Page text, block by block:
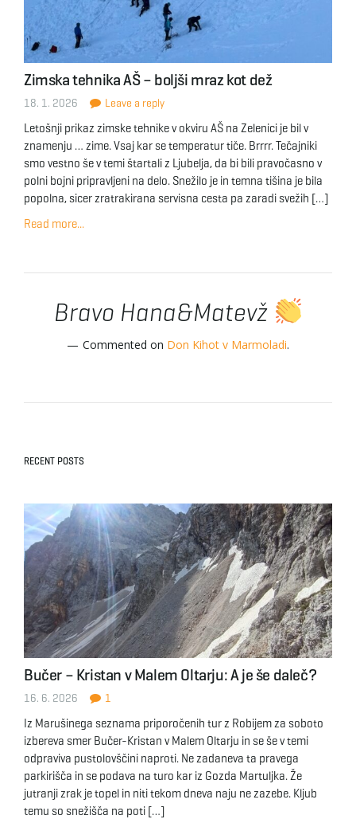
Zimska tehnika AŠ – boljši mraz kot dež
18. 1. 2026 Leave a reply
Letošnji prikaz zimske tehnike v okviru AŠ na Zelenici je bil v
znamenju … zime. Vsaj kar se temperatur tiče. Brrrr. Tečajniki
smo vestno še v temi štartali z Ljubelja, da bi bili pravočasno v
polni bojni pripravljeni na delo. Snežilo je in temna tišina je bila
popolna, sicer zratrakirana servisna cesta pa zaradi svežih […]
Read more...
Bravo Hana&Matevž
Commented on Don Kihot v Marmoladi.
RECENT POSTS
Bučer – Kristan v Malem Oltarju: A je še daleč?
16. 6. 2026 1
Iz Marušinega seznama priporočenih tur z Robijem za soboto
izbereva smer Bučer-Kristan v Malem Oltarju in se še v temi
odpraviva pustolovščini naproti. Ne zadaneva ta pravega
parkirišča in se podava na turo kar iz Gozda Martuljka. Že
jutranji zrak je topel in niti tekom dneva naju ne zazebe. Kljub
temu so snežišča na poti […]